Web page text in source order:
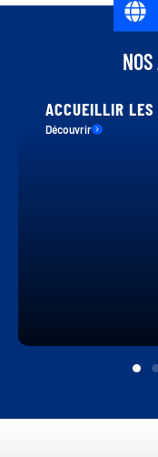
ACCUEILLIR
Découvrir